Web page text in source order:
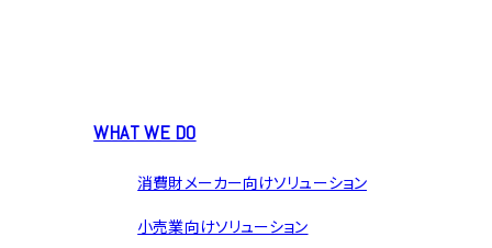
WHAT WE DO
消費財メーカー向けソリューション
小売業向けソリューション